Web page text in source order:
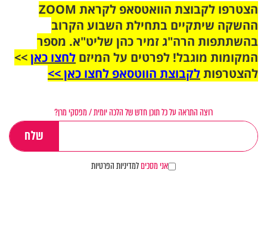
הצטרפו לקבוצת הוואטסאפ לקראת ZOOM
ההשקה שיתקיים בתחילת השבוע הקרוב
בהשתתפות הרה"ג זמיר כהן שליט"א. מספר
המקומות מוגבל! לפרטים על המיזם לחצו כאן>>
להצטרפותלקבוצת הווטסאפ לחצו כאן >>
רוצה התראה על כל תוכן חדש של הלכה יומית / מפסקי מרן?
אני מסכיםלמדיניות הפרטיות